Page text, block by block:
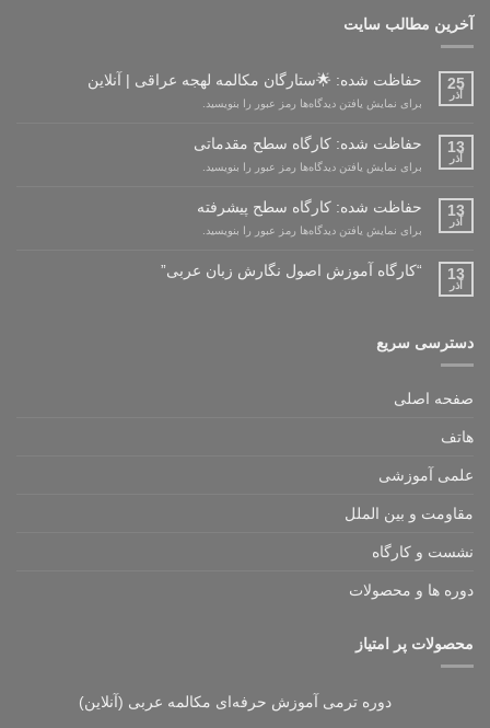
آخرین مطالب سایت
25
آذر
حفاظت شده: 🌟ستارگان مکالمه لهجه عراقی | آنلاین
برای نمایش یافتن دیدگاه‌ها رمز عبور را بنویسید.
13
آذر
حفاظت شده: کارگاه سطح مقدماتی
برای نمایش یافتن دیدگاه‌ها رمز عبور را بنویسید.
13
آذر
حفاظت شده: کارگاه سطح پیشرفته
برای نمایش یافتن دیدگاه‌ها رمز عبور را بنویسید.
13
آذر
“کارگاه آموزش اصول نگارش زبان عربی”
دسترسی سریع
صفحه اصلی
هاتف
علمی آموزشی
مقاومت و بین الملل
نشست و کارگاه
دوره ها و محصولات
محصولات پر امتیاز
دوره ترمی آموزش حرفه‌ای مکالمه عربی (آنلاین)